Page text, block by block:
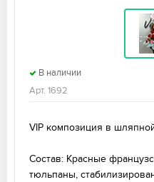
В наличии
Арт. 1692
VIP композиция в
Состав: Красные
тюльпаны,